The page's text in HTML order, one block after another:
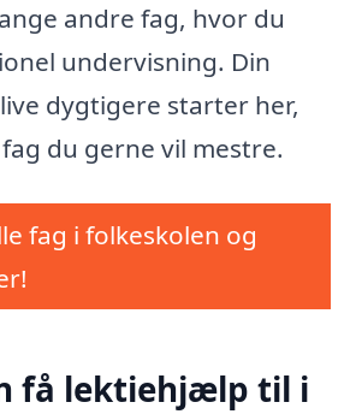
andre fag, hvor du
undervisning. Din
dygtigere starter her,
du gerne vil mestre.
fag i folkeskolen og
få lektiehjælp til i